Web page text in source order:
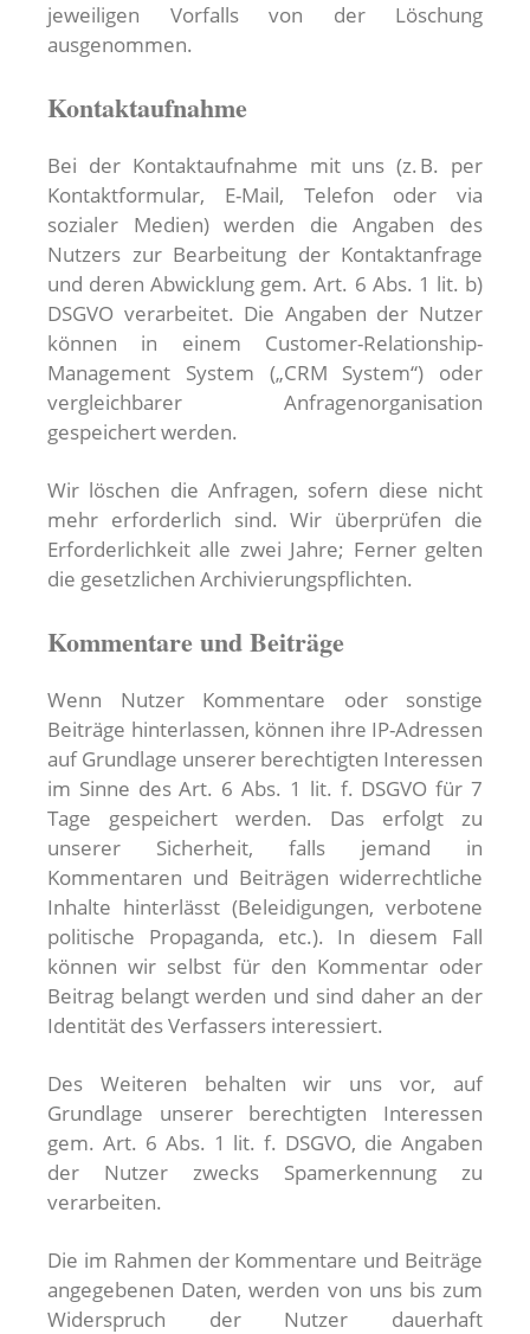
jeweiligen Vorfalls von der Löschung
ausgenommen.
Kontaktaufnahme
Bei der Kontaktaufnahme mit uns (z. B. per
Kontaktformular, E-Mail, Telefon oder via
sozialer Medien) werden die Angaben des
Nutzers zur Bearbeitung der Kontaktanfrage
und deren Abwicklung gem. Art. 6 Abs. 1 lit. b)
DSGVO verarbeitet. Die Angaben der Nutzer
können in einem Customer-Relationship-
Management System („CRM System“) oder
vergleichbarer Anfragenorganisation
gespeichert werden.
Wir löschen die Anfragen, sofern diese nicht
mehr erforderlich sind. Wir überprüfen die
Erforderlichkeit alle zwei Jahre; Ferner gelten
die gesetzlichen Archivierungspflichten.
Kommentare und Beiträge
Wenn Nutzer Kommentare oder sonstige
Beiträge hinterlassen, können ihre IP-Adressen
auf Grundlage unserer berechtigten Interessen
im Sinne des Art. 6 Abs. 1 lit. f. DSGVO für 7
Tage gespeichert werden. Das erfolgt zu
unserer Sicherheit, falls jemand in
Kommentaren und Beiträgen widerrechtliche
Inhalte hinterlässt (Beleidigungen, verbotene
politische Propaganda, etc.). In diesem Fall
können wir selbst für den Kommentar oder
Beitrag belangt werden und sind daher an der
Identität des Verfassers interessiert.
Des Weiteren behalten wir uns vor, auf
Grundlage unserer berechtigten Interessen
gem. Art. 6 Abs. 1 lit. f. DSGVO, die Angaben
der Nutzer zwecks Spamerkennung zu
verarbeiten.
Die im Rahmen der Kommentare und Beiträge
angegebenen Daten, werden von uns bis zum
Widerspruch der Nutzer dauerhaft